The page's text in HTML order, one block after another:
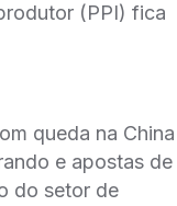
(PPI) fica
queda na China
e apostas de
do setor de